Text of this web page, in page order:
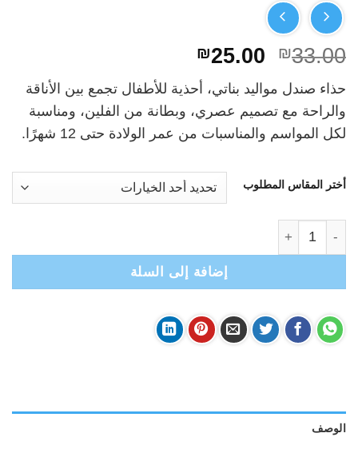
₪33.00
السعر
الأصلي
هو:
₪33.00.
₪25.00 السعر
الحالي
هو:
₪25.00.
حذاء صندل مواليد بناتي، أحذية للأطفال تجمع بين الأناقة
والراحة مع تصميم عصري، وبطانة من الفلين، ومناسبة
لكل المواسم والمناسبات من عمر الولادة حتى 12 شهرًا.
أختر المقاس المطلوب
كمية حذاء مواليد بناتي- صندل باليه+ فيونكة- ذهبي
إضافة إلى السلة
الوصف